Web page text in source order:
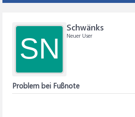
SN
Schwänks
Neuer User
Problem bei Fußnote